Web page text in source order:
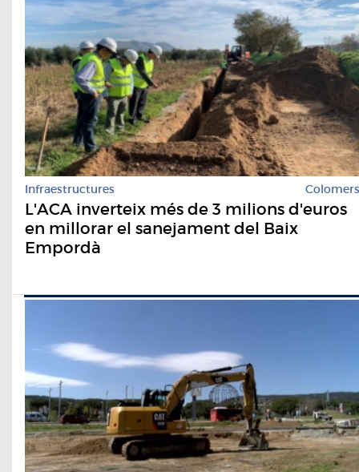
Infraestructures Colomers
L'ACA inverteix més de 3 milions d'euros
en millorar el sanejament del Baix
Empordà